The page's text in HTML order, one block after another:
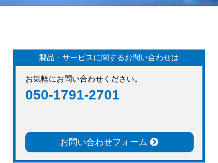
製品・サービスに関するお問い合わせは
お気軽にお問い合わせください。
050-1791-2701
お問い合わせフォーム